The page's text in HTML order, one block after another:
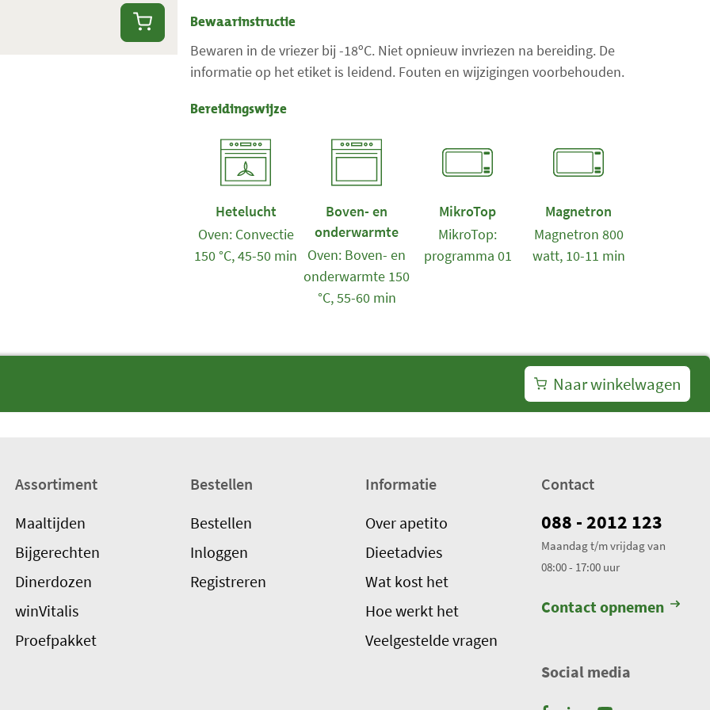
Bewaarinstructie
Bewaren in de vriezer bij -18ºC. Niet opnieuw invriezen na bereiding. De
informatie op het etiket is leidend. Fouten en wijzigingen voorbehouden.
Bereidingswijze
Hetelucht
Oven: Convectie
150 °C, 45-50 min
Boven- en
onderwarmte
Oven: Boven- en
onderwarmte 150
°C, 55-60 min
MikroTop
MikroTop:
programma 01
Magnetron
Magnetron 800
watt, 10-11 min
Naar winkelwagen
Assortiment
Maaltijden
Bijgerechten
Dinerdozen
winVitalis
Proefpakket
Bestellen
Bestellen
Inloggen
Registreren
Informatie
Over apetito
Dieetadvies
Wat kost het
Hoe werkt het
Veelgestelde vragen
Contact
088 - 2012 123
Maandag t/m vrijdag van
08:00 - 17:00 uur
Contact opnemen
Social media